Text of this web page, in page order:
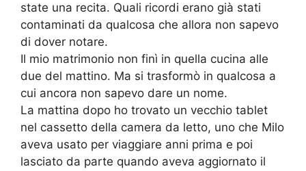
state una recita. Quali ricordi erano già stati
contaminati da qualcosa che allora non sapevo
di dover notare.
Il mio matrimonio non finì in quella cucina alle
due del mattino. Ma si trasformò in qualcosa a
cui ancora non sapevo dare un nome.
La mattina dopo ho trovato un vecchio tablet
nel cassetto della camera da letto, uno che Milo
aveva usato per viaggiare anni prima e poi
lasciato da parte quando aveva aggiornato il